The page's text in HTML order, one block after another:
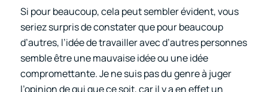
Si pour beaucoup, cela peut sembler évident, vous
seriez surpris de constater que pour beaucoup
d’autres, l’idée de travailler avec d’autres personnes
semble être une mauvaise idée ou une idée
compromettante. Je ne suis pas du genre à juger
l’opinion de qui que ce soit, car il y a en effet un